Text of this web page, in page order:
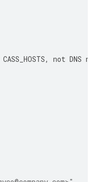
CASS_HOSTS, not DNS